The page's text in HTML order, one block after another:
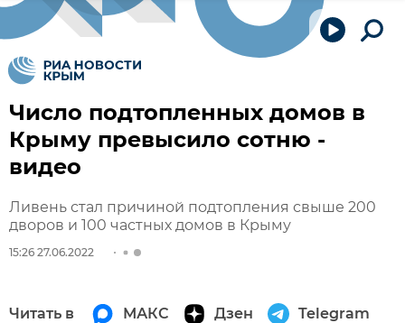
Число подтопленных домов в
Крыму превысило сотню -
видео
Ливень стал причиной подтопления свыше 200
дворов и 100 частных домов в Крыму
15:26 27.06.2022
Читать в МАКС Дзен Telegram